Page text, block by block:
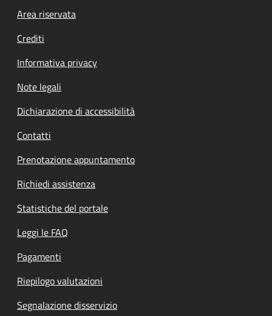
Footer menu
Area riservata
Crediti
Informativa privacy
Note legali
Dichiarazione di accessibilità
Contatti
Prenotazione appuntamento
Richiedi assistenza
Statistiche del portale
Leggi le FAQ
Pagamenti
Riepilogo valutazioni
Segnalazione disservizio